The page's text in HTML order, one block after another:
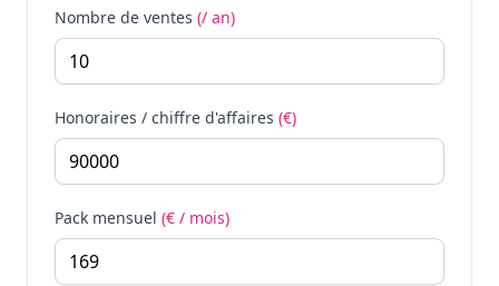
Nombre de ventes (/ an)
Honoraires / chiffre d'affaires (€)
Pack mensuel (€ / mois)